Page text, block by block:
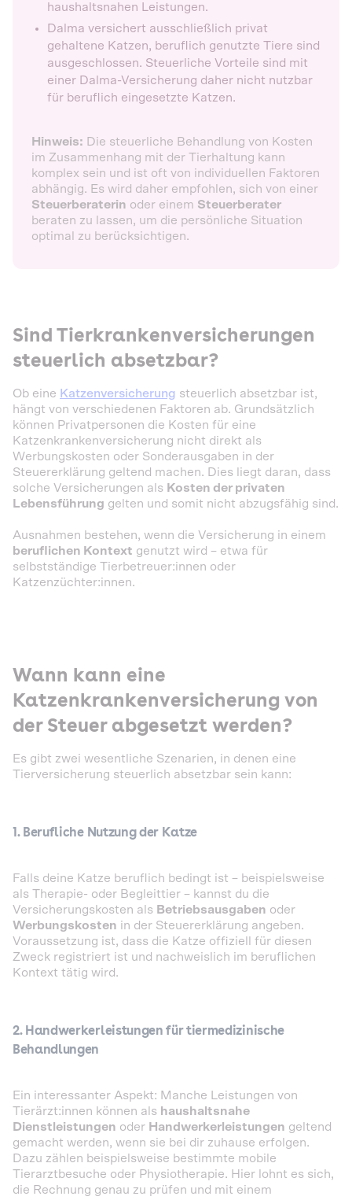
haushaltsnahen Leistungen.
Dalma versichert ausschließlich privat
gehaltene Katzen, beruflich genutzte Tiere sind
ausgeschlossen. Steuerliche Vorteile sind mit
einer Dalma-Versicherung daher nicht nutzbar
für beruflich eingesetzte Katzen.
Hinweis: Die steuerliche Behandlung von Kosten
im Zusammenhang mit der Tierhaltung kann
komplex sein und ist oft von individuellen Faktoren
abhängig. Es wird daher empfohlen, sich von einer
Steuerberaterin oder einem Steuerberater
beraten zu lassen, um die persönliche Situation
optimal zu berücksichtigen.
Sind Tierkrankenversicherungen
steuerlich absetzbar?
Ob eine Katzenversicherung steuerlich absetzbar ist,
hängt von verschiedenen Faktoren ab. Grundsätzlich
können Privatpersonen die Kosten für eine
Katzenkrankenversicherung nicht direkt als
Werbungskosten oder Sonderausgaben in der
Steuererklärung geltend machen. Dies liegt daran, dass
solche Versicherungen als Kosten der privaten
Lebensführung gelten und somit nicht abzugsfähig sind.
Ausnahmen bestehen, wenn die Versicherung in einem
beruflichen Kontext genutzt wird – etwa für
selbstständige Tierbetreuer:innen oder
Katzenzüchter:innen.
Wann kann eine
Katzenkrankenversicherung von
der Steuer abgesetzt werden?
Es gibt zwei wesentliche Szenarien, in denen eine
Tierversicherung steuerlich absetzbar sein kann:
1. Berufliche Nutzung der Katze
Falls deine Katze beruflich bedingt ist – beispielsweise
als Therapie- oder Begleittier – kannst du die
Versicherungskosten als Betriebsausgaben oder
Werbungskosten in der Steuererklärung angeben.
Voraussetzung ist, dass die Katze offiziell für diesen
Zweck registriert ist und nachweislich im beruflichen
Kontext tätig wird.
2. Handwerkerleistungen für tiermedizinische
Behandlungen
Ein interessanter Aspekt: Manche Leistungen von
Tierärzt:innen können als haushaltsnahe
Dienstleistungen oder Handwerkerleistungen geltend
gemacht werden, wenn sie bei dir zuhause erfolgen.
Dazu zählen beispielsweise bestimmte mobile
Tierarztbesuche oder Physiotherapie. Hier lohnt es sich,
die Rechnung genau zu prüfen und mit einem